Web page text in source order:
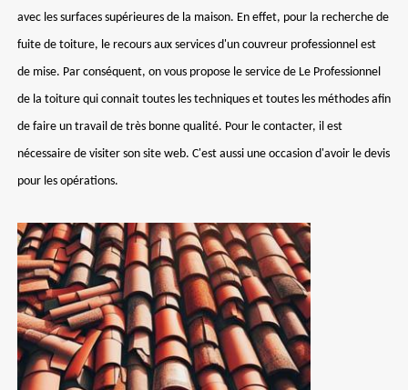
avec les surfaces supérieures de la maison. En effet, pour la recherche de
fuite de toiture, le recours aux services d'un couvreur professionnel est
de mise. Par conséquent, on vous propose le service de Le Professionnel
de la toiture qui connait toutes les techniques et toutes les méthodes afin
de faire un travail de très bonne qualité. Pour le contacter, il est
nécessaire de visiter son site web. C'est aussi une occasion d'avoir le devis
pour les opérations.